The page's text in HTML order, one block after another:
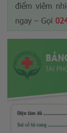
điểm viêm
ngay – Gọi